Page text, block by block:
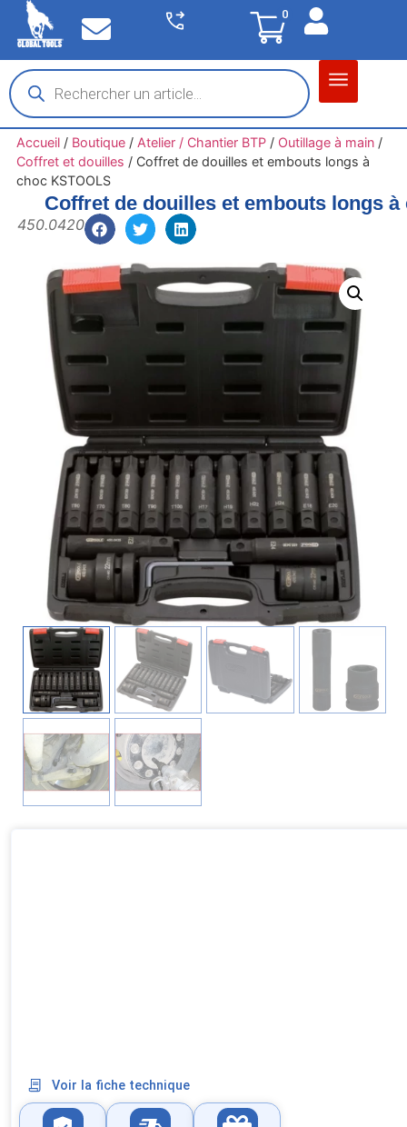
0
Accueil/ Boutique/ Atelier / Chantier BTP/ Outillage à main/
Coffret et douilles / Coffret de douilles et embouts longs à
choc KSTOOLS
Coffret de douilles et embouts longs à
450.0420
Voir la fiche technique